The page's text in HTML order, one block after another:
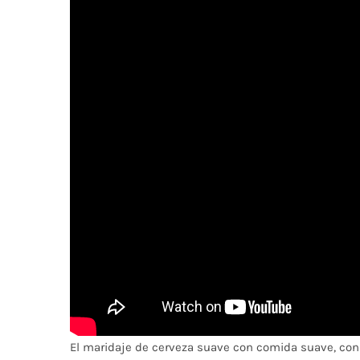
El maridaje de cerveza suave con comida suave,